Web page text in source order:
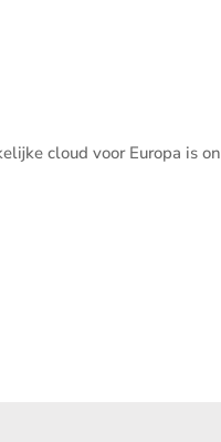
cloud voor Europa is